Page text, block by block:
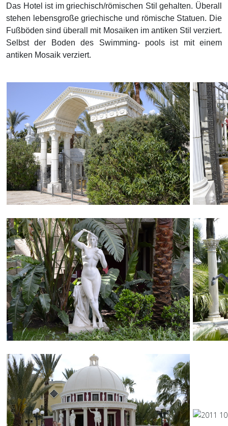
Das Hotel ist im griechisch/römischen Stil gehalten. Überall
stehen lebensgroße griechische und römische Statuen. Die
Fußböden sind überall mit Mosaiken im antiken Stil verziert.
Selbst der Boden des Swimming- pools ist mit einem
antiken Mosaik verziert.